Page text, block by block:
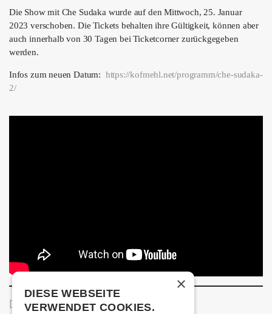
ÜBER UNS
GÖNNEREI
SHOP
Die Show mit Che Sudaka wurde auf den Mittwoch, 25. Januar
2023 verschoben. Die Tickets behalten ihre Gültigkeit, können aber
auch innerhalb von 30 Tagen bei Ticketcorner zurückgegeben
werden.
Infos zum neuen Datum: https://kofmehl.net/programm/che-sudaka-
2/‎
PRESSEBILD MEDIENMITTEILUNG
×
DIESE WEBSEITE
VERWENDET COOKIES.